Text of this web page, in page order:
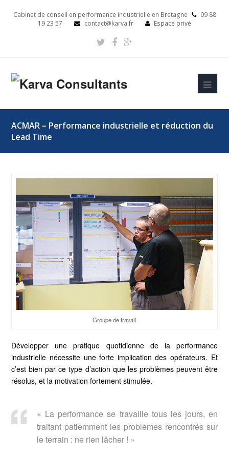
Cabinet de conseil en performance industrielle en Bretagne
09 88
19 23 57
contact@karva.fr Espace privé
ACMAR – Performance industrielle et réduction du
Lead Time
Groupe de travail
Développer une pratique quotidienne de la performance
industrielle nécessite une forte implication des opérateurs. Et
c’est bien par ce type d’action que les problèmes peuvent être
résolus, et la motivation fortement stimulée.
« La performance se travaille tous les jours, en
traitant patiemment les problèmes rencontrés sur
le terrain : ne rien lâcher ! »